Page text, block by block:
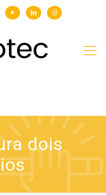
dois